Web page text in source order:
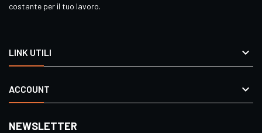
costante per il tuo lavoro.
LINK UTILI 
ACCOUNT 
NEWSLETTER